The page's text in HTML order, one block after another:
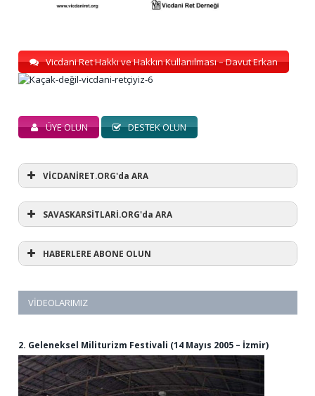
Vicdani Ret Hakkı ve Hakkın Kullanılması – Davut Erkan
ÜYE OLUN DESTEK OLUN
VİCDANİRET.ORG'da ARA
SAVASKARSİTLARİ.ORG'da ARA
HABERLERE ABONE OLUN
VIDEOLARIMIZ
2. Geleneksel Militurizm Festivali (14 Mayıs 2005 – İzmir)